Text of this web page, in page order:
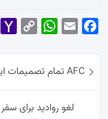
Fac
ok
Em
Wh
Ap
p
Co
Lin
k
نوشته‌ها
AFC تمام تصمیمات ایران را تایید کرد!
لغو روادید برای